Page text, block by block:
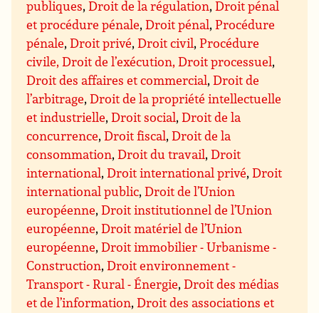
publiques,Droit de la régulation,Droit pénal
et procédure pénale,Droit pénal,Procédure
pénale,Droit privé,Droit civil,Procédure
civile, Droit de l’exécution, Droit processuel,
Droit des affaires et commercial,Droit de
l’arbitrage,Droit de la propriété intellectuelle
et industrielle,Droit social,Droit de la
concurrence,Droit fiscal,Droit de la
consommation,Droit du travail,Droit
international,Droit international privé,Droit
international public,Droit de l’Union
européenne,Droit institutionnel de l’Union
européenne,Droit matériel de l’Union
européenne,Droit immobilier - Urbanisme -
Construction,Droit environnement -
Transport - Rural - Énergie,Droit des médias
et de l’information,Droit des associations et